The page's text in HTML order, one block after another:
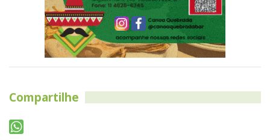
Compartilhe